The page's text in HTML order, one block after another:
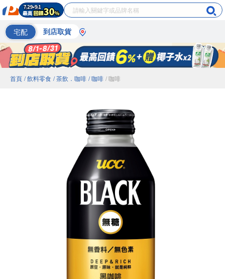
宅配 到店取貨
首頁 / 飲料零食 / 茶飲．咖啡 / 咖啡 / 咖啡